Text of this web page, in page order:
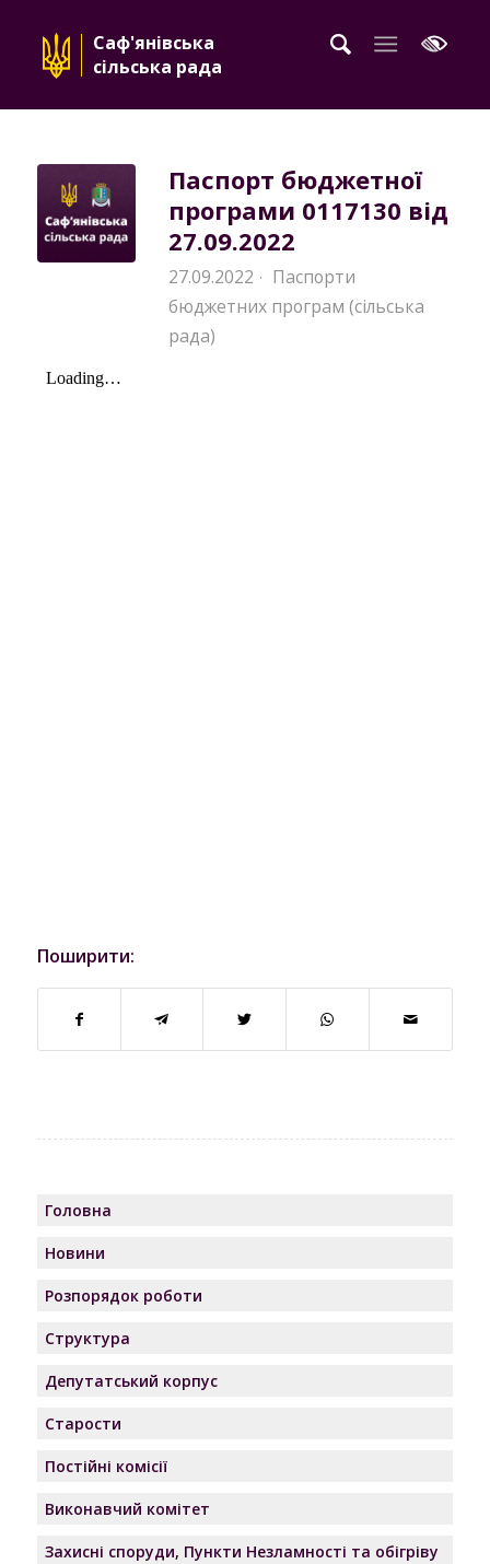
Саф'янівська
сільська рада
Паспорт бюджетної
програми 0117130 від
27.09.2022
27.09.2022 · Паспорти
бюджетних програм (сільська
рада)
Поширити:
Головна
Новини
Розпорядок роботи
Структура
Депутатський корпус
Старости
Постійні комісії
Виконавчий комітет
Захисні споруди, Пункти Незламності та обігріву